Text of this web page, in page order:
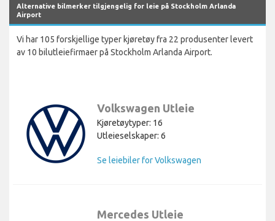
Alternative bilmerker tilgjengelig for leie på Stockholm Arlanda
Airport
Vi har 105 forskjellige typer kjøretøy fra 22 produsenter levert
av 10 bilutleiefirmaer på Stockholm Arlanda Airport.
Volkswagen Utleie
Kjøretøytyper: 16
Utleieselskaper: 6
Se leiebiler for Volkswagen
Mercedes Utleie